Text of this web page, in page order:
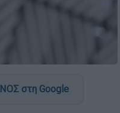
στη Google